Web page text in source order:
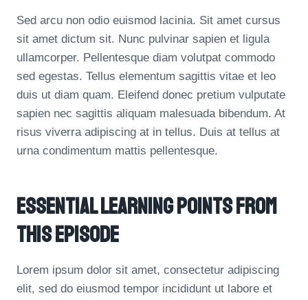
Sed arcu non odio euismod lacinia. Sit amet cursus
sit amet dictum sit. Nunc pulvinar sapien et ligula
ullamcorper. Pellentesque diam volutpat commodo
sed egestas. Tellus elementum sagittis vitae et leo
duis ut diam quam. Eleifend donec pretium vulputate
sapien nec sagittis aliquam malesuada bibendum. At
risus viverra adipiscing at in tellus. Duis at tellus at
urna condimentum mattis pellentesque.
Essential Learning Points From
This Episode
Lorem ipsum dolor sit amet, consectetur adipiscing
elit, sed do eiusmod tempor incididunt ut labore et